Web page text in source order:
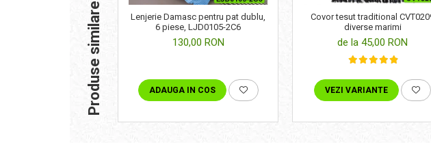
Produse similare
Lenjerie Damasc pentru pat dublu,
6 piese, LJD0105-2C6
130,00 RON
ADAUGA IN COS
Covor tesut traditional
diverse marimi
de la 45,00 RON
VEZI VARIANTE